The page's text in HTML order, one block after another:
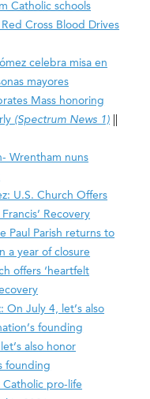
Catholic schools
Cross Blood Drives
celebra misa en
mayores
Mass honoring
(Spectrum News 1)
Wrentham nuns
U.S. Church Offers
Recovery
Paul Parish returns to
a year of closure
offers ‘heartfelt
On July 4, let’s also
founding
also honor
founding
Catholic pro-life